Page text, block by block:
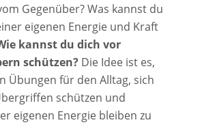
Gegenüber? Was kannst du
eigenen Energie und Kraft
kannst du dich vor
schützen?Die Idee ist es,
Übungen für den Alltag, sich
schützen und
eigenen Energie bleiben zu